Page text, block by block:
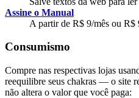
Assine o Manual
A partir de R$ 9/mês ou R$
Consumismo
Compre nas respectivas lojas
reequilibre seus chakras — o site
não altera o valor que você paga: